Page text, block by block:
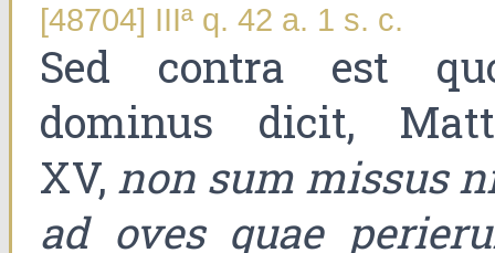
[48704] IIIª q. 42 a. 1 s. c.
Sed contra est
dominus dicit,
XV, non sum missus
ad oves quae